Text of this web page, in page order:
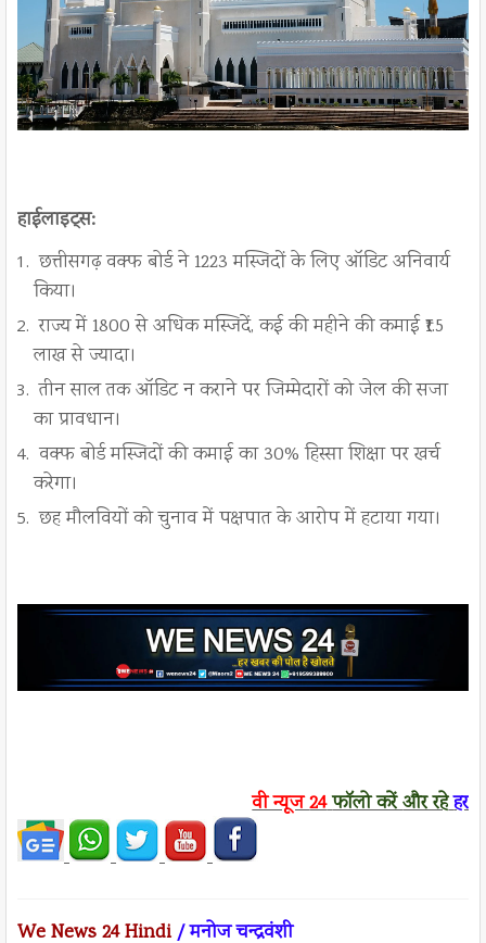
हाईलाइट्स:
छत्तीसगढ़ वक्फ बोर्ड ने 1223 मस्जिदों के लिए ऑडिट अनिवार्य
किया।
राज्य में 1800 से अधिक मस्जिदें, कई की महीने की कमाई ₹1.5
लाख से ज्यादा।
तीन साल तक ऑडिट न कराने पर जिम्मेदारों को जेल की सजा
का प्रावधान।
वक्फ बोर्ड मस्जिदों की कमाई का 30% हिस्सा शिक्षा पर खर्च
करेगा।
छह मौलवियों को चुनाव में पक्षपात के आरोप में हटाया गया।
वी न्यूज24फॉलो करेंऔर रहेहर
We News 24 Hindi/ मनोज चन्द्रवंशी